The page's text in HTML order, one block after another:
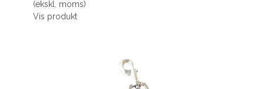
(ekskl. moms)
Vis produkt